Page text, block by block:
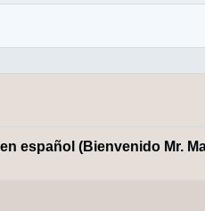
español (Bienvenido Mr.